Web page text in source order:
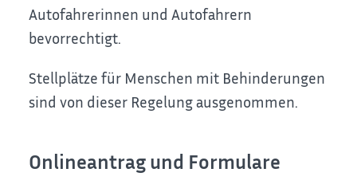
Autofahrerinnen und Autofahrern
bevorrechtigt.
Stellplätze für Menschen mit Behinderungen
sind von dieser Regelung ausgenommen.
Onlineantrag und Formulare